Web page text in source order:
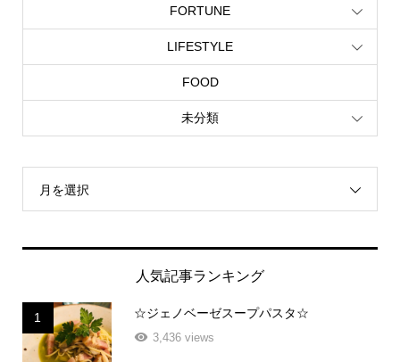
FORTUNE
LIFESTYLE
FOOD
未分類
月を選択
人気記事ランキング
1 ☆ジェノベーゼスープパスタ☆
3,436 views